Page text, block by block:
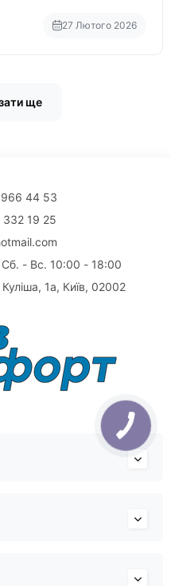
27 Лютого 2026
ще
44 53
19 25
- Вс. 10:00 - 18:00
1а, Київ, 02002